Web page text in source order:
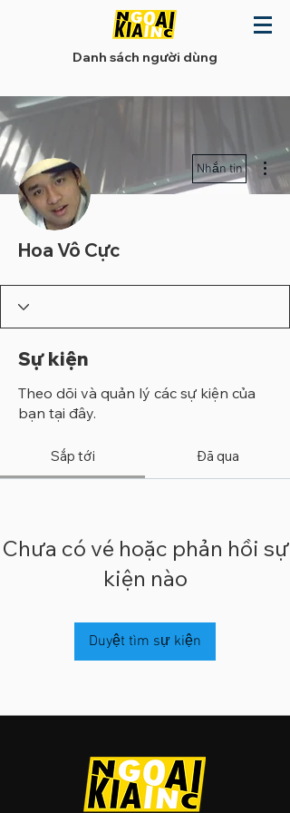
Danh sách người dùng
Nhắn tin
Hoa Vô Cực
Sự kiện
Theo dõi và quản lý các sự kiện của
bạn tại đây.
Sắp tới Đã qua
Chưa có vé hoặc phản hồi sự
kiện nào
Duyệt tìm sự kiện